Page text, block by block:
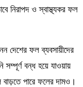
নিরাপদ ও স্বাস্থ্যকর ফল
দেশের ফল ব্যবসায়ীদের
বন্ধ হয়ে যাওয়ায়
বাড়তে পারে ফলের দামও।